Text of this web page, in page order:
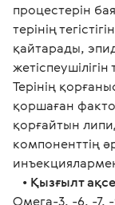
процестерін
терінің
қайтарады,
Терінің
қоршаған
қорғайтын
компоненттің
• Қызғылт
Омега-3, -6, -7,